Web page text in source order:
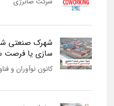
سازی یا فرصت
کانون نوآوران و